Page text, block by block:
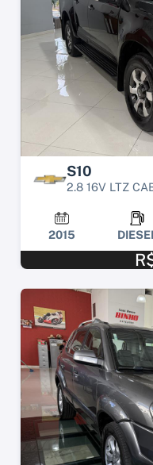
S10
2.8 16V LTZ
2015